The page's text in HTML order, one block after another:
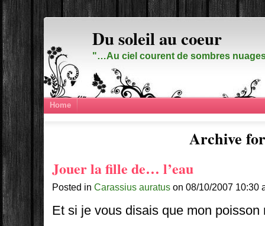
Du soleil au coeur
"…Au ciel courent de sombres
Home
Archive
Jouer la fille de… l’eau
Posted inCarassius auratus on 08/10/2007 10:30
Et si je vous disais que mon poisson